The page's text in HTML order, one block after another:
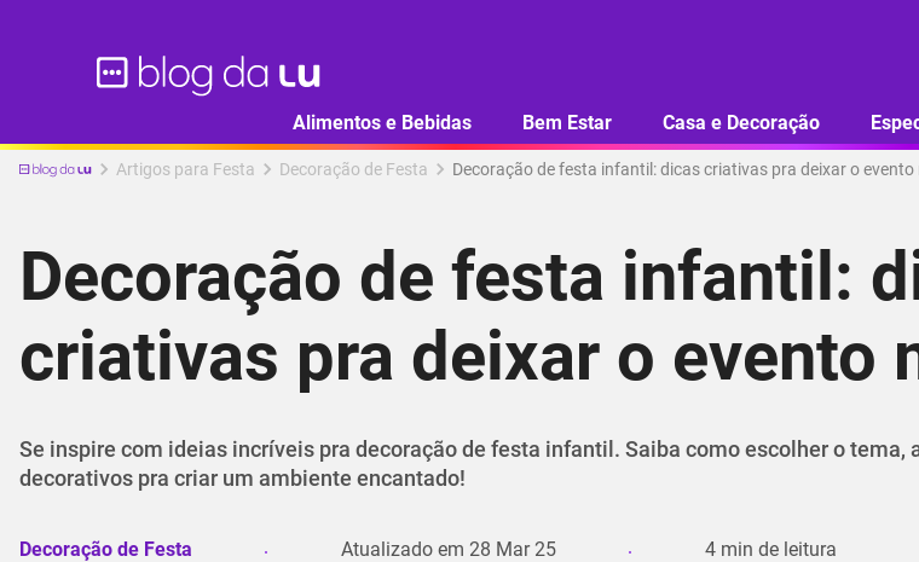
Alimentos e Bebidas Bem Estar Casa e Decoração
Artigos para Festa Decoração de Festa Decoração de festa infantil: dicas criativas pra deixar o evento
Decoração de festa infantil:
criativas pra deixar o evento
Se inspire com ideias incríveis pra decoração de festa infantil. Saiba como escolher o tema,
decorativos pra criar um ambiente encantado!
Decoração de Festa Atualizado em 28 Mar 25 4 min de leitura